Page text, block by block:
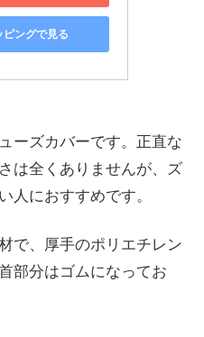
ングで見る
ーズカバーです。正直な
は全くありませんが、ズ
人におすすめです。
で、厚手のポリエチレン
部分はゴムになってお